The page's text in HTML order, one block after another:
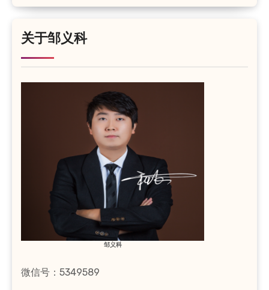
关于邹义科
邹义科
微信号：5349589